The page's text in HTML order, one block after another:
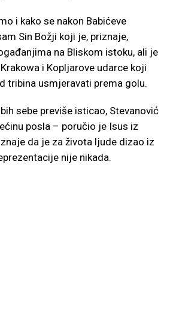
i kako se nakon Babićeve
Sin Božji koji je, priznaje,
na Bliskom istoku, ali je
i Kopljarove udarce koji
tribina usmjeravati prema golu.
sebe previše isticao, Stevanović
posla – poručio je Isus iz
da je za života ljude dizao iz
nije nikada.